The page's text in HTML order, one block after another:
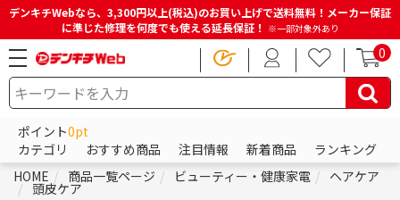
デンキチWebなら、3,300円以上(税込)のお買い上げで送料無料！メーカー保証
に準じた修理を何度でも使える延長保証！ ※一部対象外あり
0
ポイント0pt
カテゴリ
おすすめ商品 注目情報 新着商品
ランキング
HOME
商品一覧ページ ビューティー・健康家電 ヘアケア
頭皮ケア